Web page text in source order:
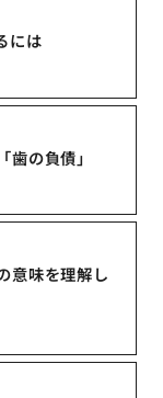
には
の負債」
意味を理解し